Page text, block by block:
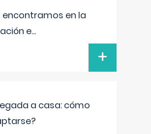
encontramos en la
e...
+
a casa: cómo